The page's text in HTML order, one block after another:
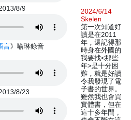
8/9
言》喻琳錄音
8/23
2024/6/14
Skelen
第一次知道好
讀是在2011
年，還記得那
時身在外國的
我要找<那些
年>是十分困
難，就是好讀
令我發現了電
子書的世界。
雖然我也會買
實體書，但在
這十多年間，